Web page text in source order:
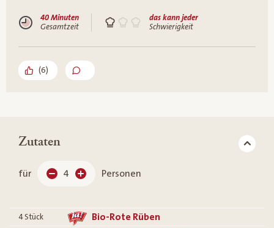
40 Minuten
Gesamtzeit
das kann jeder
Schwierigkeit
(6)
Zutaten
für 4 Personen
4 Stück Bio-Rote Rüben